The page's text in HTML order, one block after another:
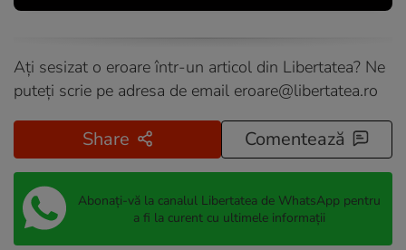
Ați sesizat o eroare într-un articol din Libertatea? Ne
puteți scrie pe adresa de email eroare@libertatea.ro
Share Comentează
Abonați-vă la canalul Libertatea de WhatsApp pentru
a fi la curent cu ultimele informații